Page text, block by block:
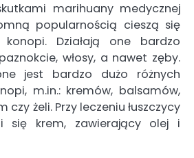
marihuany medycznej
popularnością cieszą się
Działają one bardzo
włosy, a nawet zęby.
jest bardzo dużo różnych
m.in.: kremów, balsamów,
czy żeli. Przy leczeniu łuszczycy
się krem, zawierający olej i